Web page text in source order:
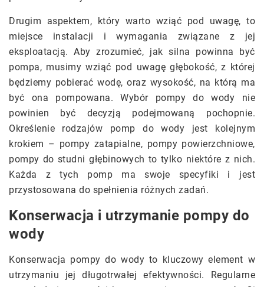
Drugim aspektem, który warto wziąć pod uwagę, to
miejsce instalacji i wymagania związane z jej
eksploatacją. Aby zrozumieć, jak silna powinna być
pompa, musimy wziąć pod uwagę głębokość, z której
będziemy pobierać wodę, oraz wysokość, na którą ma
być ona pompowana. Wybór pompy do wody nie
powinien być decyzją podejmowaną pochopnie.
Określenie rodzajów pomp do wody jest kolejnym
krokiem – pompy zatapialne, pompy powierzchniowe,
pompy do studni głębinowych to tylko niektóre z nich.
Każda z tych pomp ma swoje specyfiki i jest
przystosowana do spełnienia różnych zadań.
Konserwacja i utrzymanie pompy do
wody
Konserwacja pompy do wody to kluczowy element w
utrzymaniu jej długotrwałej efektywności. Regularne